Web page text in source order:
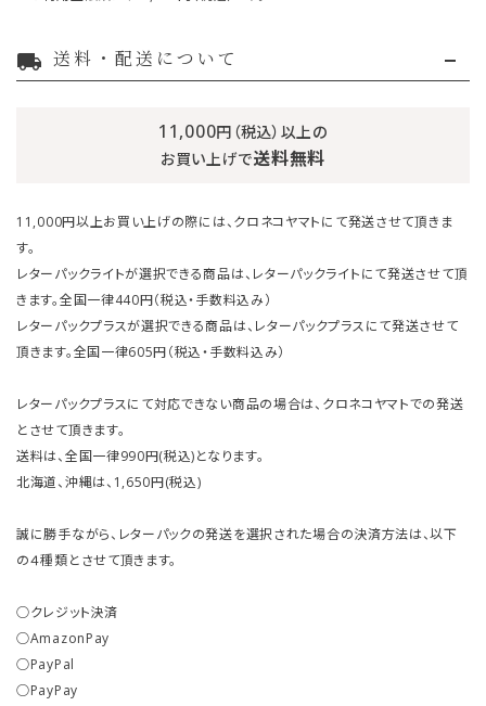
local_shipping 送料・配送について
11,000円（税込）以上の
お買い上げで送料無料
11,000円以上お買い上げの際には、クロネコヤマトにて発送させて頂きま
す。
レターパックライトが選択できる商品は、レターパックライトにて発送させて頂
きます。全国一律440円（税込・手数料込み）
レターパックプラスが選択できる商品は、レターパックプラスにて発送させて
頂きます。全国一律605円（税込・手数料込み）
レターパックプラスにて対応できない商品の場合は、クロネコヤマトでの発送
とさせて頂きます。
送料は、全国一律990円(税込)となります。
北海道、沖縄は、1,650円(税込)
誠に勝手ながら、レターパックの発送を選択された場合の決済方法は、以下
の４種類とさせて頂きます。
○クレジット決済
○AmazonPay
○PayPal
○PayPay